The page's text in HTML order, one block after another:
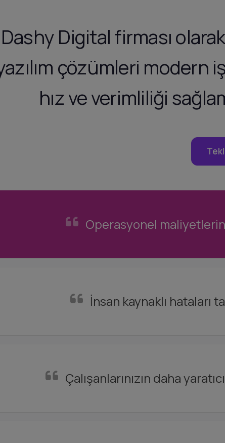
Dashy Digital firması
çözümleri modern
hız ve verimliliği
Operasyonel
İnsan kaynaklı hataları
Çalışanlarınızın daha